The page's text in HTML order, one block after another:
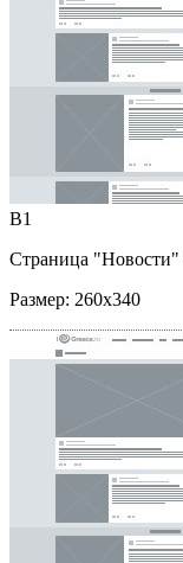
B1
Страница "Новости"
Размер: 260x340